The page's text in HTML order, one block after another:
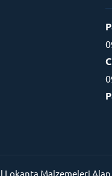
Lokanta Malzemeleri Alan